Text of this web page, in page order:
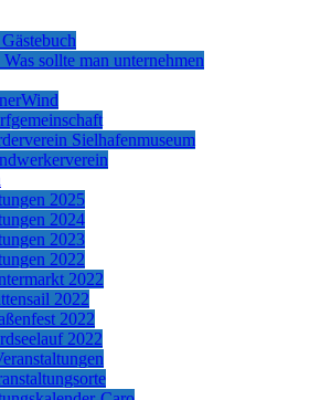
sollte man unternehmen
Sielhafenmuseum
2025
2024
2023
2022
2022
2022
2022
2022